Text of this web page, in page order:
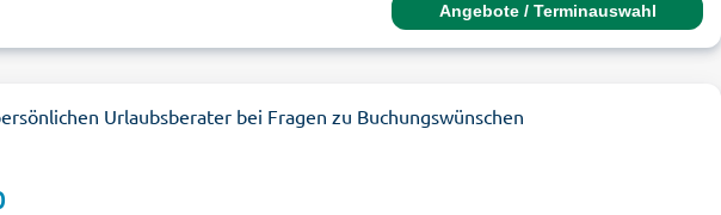
Angebote / Terminauswahl
Urlaubsberater bei Fragen zu Buchungswünschen